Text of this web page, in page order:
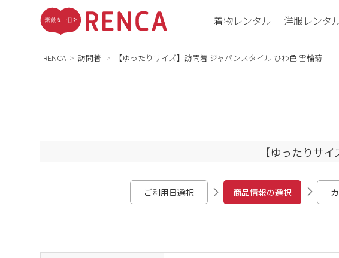
着物レンタル 洋服レンタ
RENCA 訪問着 【ゆったりサイズ】訪問着 ジャパンスタイル ひわ色 雪輪菊
【ゆったりサ
ご利用日選択 商品情報の選択